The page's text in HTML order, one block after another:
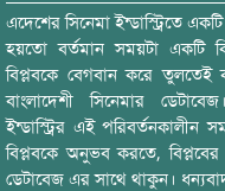
এদেশের সিনেমা ইন্ডাস্ট্রিতে
হয়তো বর্তমান সময়টা একটি
বিপ্লবকে বেগবান করে তুলতেই
বাংলাদেশী সিনেমার
ইন্ডাস্ট্রির এই পরিবর্তনকালীন
বিপ্লবকে অনুভব করতে, বিপ্লবের
ডেটাবেজ এর সাথে থাকুন।